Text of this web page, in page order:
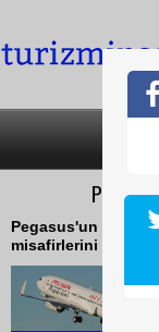
Pegasus'un Kıbrıs
misafirlerini bekliyor.